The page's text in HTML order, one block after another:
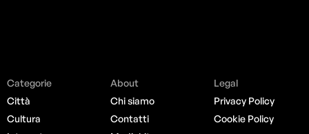
Categorie
Città
Cultura
About
Chi siamo
Contatti
Legal
Privacy Policy
Cookie Policy